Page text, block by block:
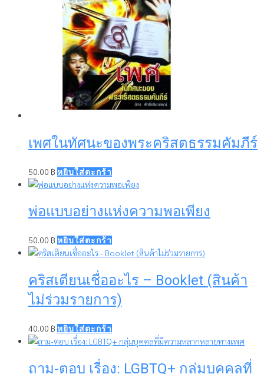
เพศในทัศนะของพระคริสตธรรมคัมภีร์
50.00 ฿ หยิบใส่ตะกร้า
พ่อแบบอย่างแห่งความพอเพียง
50.00 ฿ หยิบใส่ตะกร้า
คริสเตียนเชื่ออะไร – Booklet (สินค้า
ไม่ร่วมรายการ)
40.00 ฿ หยิบใส่ตะกร้า
ถาม-ตอบ เรื่อง: LGBTQ+ กลุ่มบุคคลที่